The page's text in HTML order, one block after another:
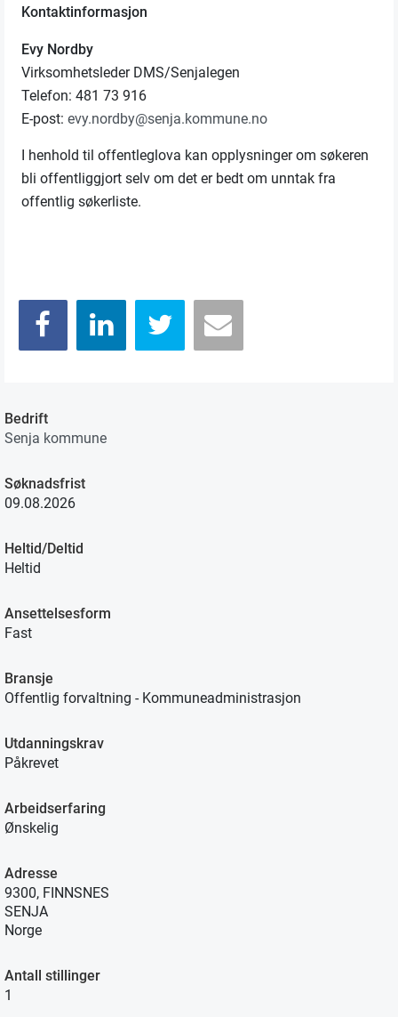
Kontaktinformasjon
Evy Nordby
Virksomhetsleder DMS/Senjalegen
Telefon: 481 73 916
E-post:evy.nordby@senja.kommune.no
I henhold til offentleglova kan opplysninger om søkeren
bli offentliggjort selv om det er bedt om unntak fra
offentlig søkerliste.
Bedrift
Senja kommune
Søknadsfrist
09.08.2026
Heltid/Deltid
Heltid
Ansettelsesform
Fast
Bransje
Offentlig forvaltning - Kommuneadministrasjon
Utdanningskrav
Påkrevet
Arbeidserfaring
Ønskelig
Adresse
9300, FINNSNES
SENJA
Norge
Antall stillinger
1